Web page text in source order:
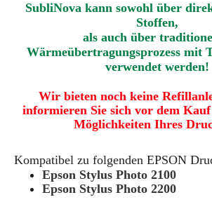
SubliNova kann sowohl über
Stoffen,
als auch über
Wärmeübertragungsprozess mit
verwendet werden!
Wir bieten noch keine
informieren Sie sich vor dem
Möglichkeiten Ihres
Kompatibel zu folgenden EPSON
Epson Stylus Photo 2100
Epson Stylus Photo 2200